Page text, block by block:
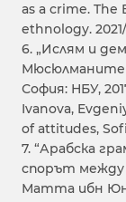
as a crime. The
ethnology. 2021/
6. „Ислям и
Мюсюлманите
София: НБУ,
Ivanova,
of attitudes,
7. “Арабска
спорът между
Маттa ибн